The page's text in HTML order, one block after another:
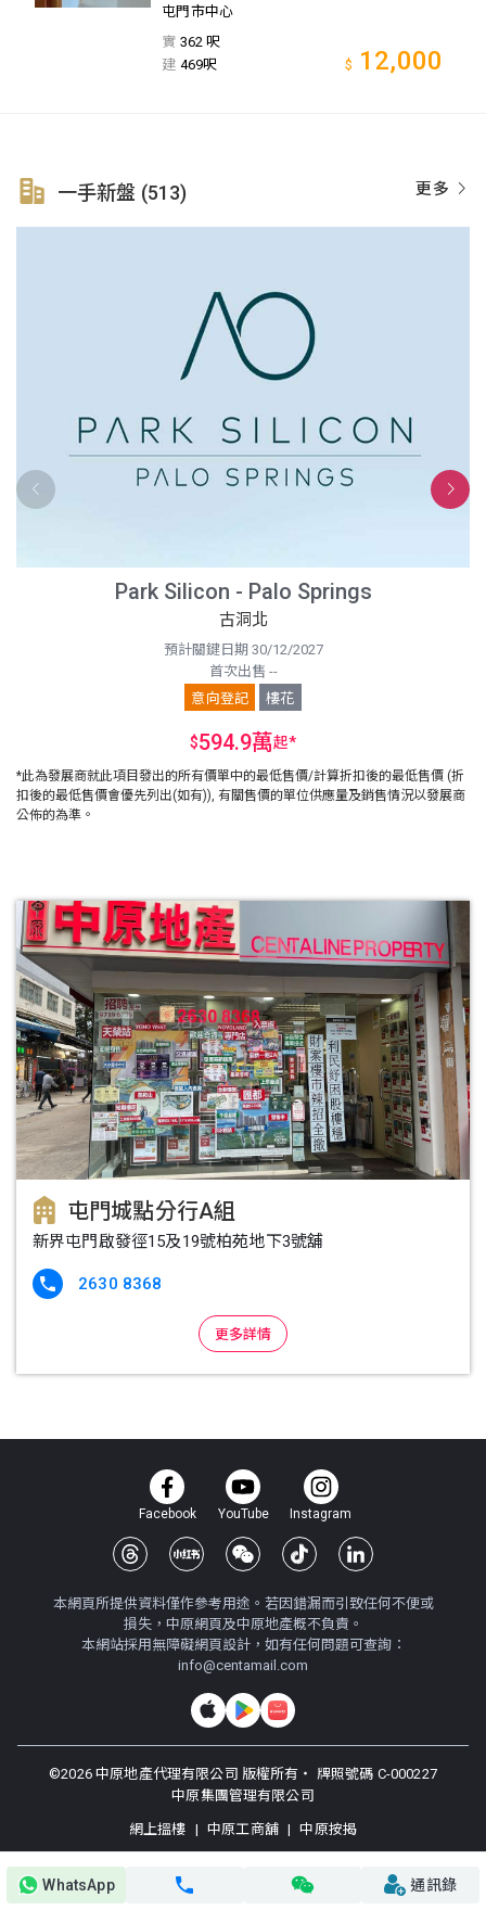
屯門市中心
實 362 呎
建 469呎 $ 12,000
更多
一手新盤 (513)
Park Silicon - Palo Springs
古洞北
預計關鍵日期 30/12/2027
首次出售 --
意向登記
樓花
$594.9萬起*
*此為發展商就此項目發出的所有價單中的最低售價/計算折扣後的最低售價 (折
扣後的最低售價會優先列出(如有)), 有關售價的單位供應量及銷售情況以發展商
公佈的為準。
屯門城點分行A組
新界屯門啟發徑15及19號柏苑地下3號舖
 2630 8368
更多詳情
WhatsApp 通訊錄
Facebook YouTube Instagram
本網頁所提供資料僅作參考用途。若因錯漏而引致任何不便或
損失，中原網頁及中原地產概不負責。
本網站採用無障礙網頁設計，如有任何問題可查詢：
info@centamail.com
©2026中原地產代理有限公司 版權所有・ 牌照號碼 C-000227
中原集團管理有限公司
網上搵樓 | 中原工商舖 | 中原按揭